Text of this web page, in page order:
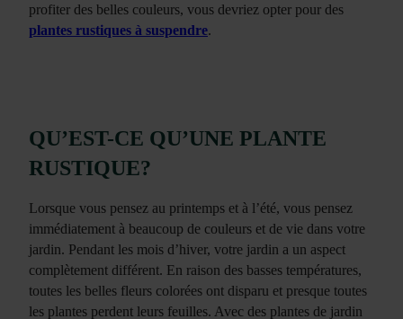
profiter des belles couleurs, vous devriez opter pour des
plantes rustiques à suspendre.
QU’EST-CE QU’UNE PLANTE
RUSTIQUE?
Lorsque vous pensez au printemps et à l’été, vous pensez
immédiatement à beaucoup de couleurs et de vie dans votre
jardin. Pendant les mois d’hiver, votre jardin a un aspect
complètement différent. En raison des basses températures,
toutes les belles fleurs colorées ont disparu et presque toutes
les plantes perdent leurs feuilles. Avec des plantes de jardin